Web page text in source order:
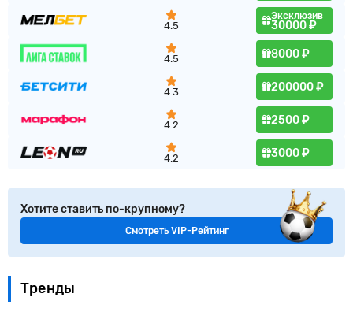
4.5
Эксклюзив
30000 ₽
4.5 8000 ₽
4.3 200000 ₽
4.2 2500 ₽
4.2 3000 ₽
Хотите ставить по-крупному?
Смотреть VIP-Рейтинг
Тренды